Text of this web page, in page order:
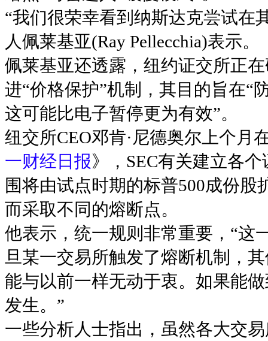
“我们很荣幸看到纳斯达克尝试在
人佩莱基亚(Ray Pellecchia)表示。
佩莱基亚还透露，纽约证交所正
进“价格保护”机制，其目的旨在“
这可能比电子暂停更为有效”。
纽交所CEO邓肯·尼德奥尔上个月
一财经日报》，SEC有关建立各
围将由试点时期的标普500成份
而采取不同的熔断点。
他表示，统一规则非常重要，“这
旦某一交易所触发了熔断机制，
能与以前一样无动于衷。如果能
发生。”
一些分析人士指出，虽然各大交